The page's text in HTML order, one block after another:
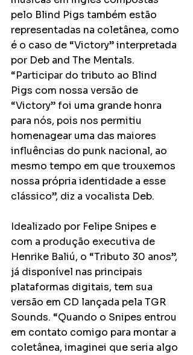
pelo Blind Pigs também estão
representadas na coletânea, como
é o caso de “Victory” interpretada
por Deb and The Mentals.
“Participar do tributo ao Blind
Pigs com nossa versão de
“Victory” foi uma grande honra
para nós, pois nos permitiu
homenagear uma das maiores
influências do punk nacional, ao
mesmo tempo em que trouxemos
nossa própria identidade a esse
clássico”, diz a vocalista Deb.
Idealizado por Felipe Snipes e
com a produção executiva de
Henrike Baliú, o “Tributo 30 anos”,
já disponível nas principais
plataformas digitais, tem sua
versão em CD lançada pela TGR
Sounds. “Quando o Snipes entrou
em contato comigo para montar a
coletânea, imaginei que seria algo